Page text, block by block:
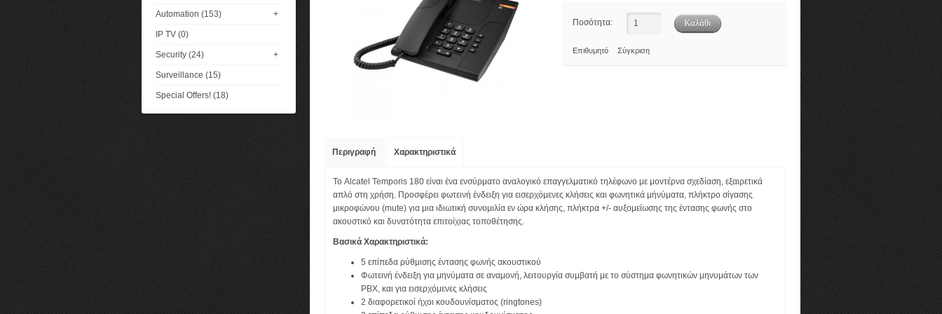
Automation (153) +
IP TV (0)
Security (24) +
Surveillance (15)
Special Offers! (18)
Ποσότητα:
Επιθυμητό Σύγκριση
Περιγραφή Χαρακτηριστικά
Το Alcatel Temporis 180 είναι ένα ενσύρματο αναλογικό επαγγελματικό τηλέφωνο με μοντέρνα σχεδίαση, εξαιρετικά
απλό στη χρήση. Προσφέρει φωτεινή ένδειξη για εισερχόμενες κλήσεις και φωνητικά μήνύματα, πλήκτρο σίγασης
μικροφώνου (mute) για μια ιδιωτική συνομιλία εν ώρα κλήσης, πλήκτρα +/- αυξομείωσης της έντασης φωνής στο
ακουστικό και δυνατότητα επιτοίχιας τοποθέτησης.
Βασικά Χαρακτηριστικά:
5 επίπεδα ρύθμισης έντασης φωνής ακουστικού
Φωτεινή ένδειξη για μηνύματα σε αναμονή, λειτουργία συμβατή με το σύστημα φωνητικών μηνυμάτων των
PBX, και για εισερχόμενες κλήσεις
2 διαφορετικοί ήχοι κουδουνίσματος (ringtones)